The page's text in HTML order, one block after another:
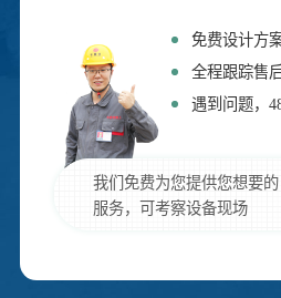
免费设计方
全程跟踪售
遇到问题，
我们免费为您提供您想要的
服务，可考察设备现场